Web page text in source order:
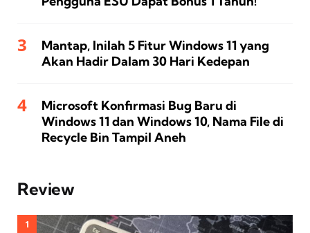
Mantap, Inilah 5 Fitur Windows 11 yang
Akan Hadir Dalam 30 Hari Kedepan
Microsoft Konfirmasi Bug Baru di
Windows 11 dan Windows 10, Nama File di
Recycle Bin Tampil Aneh
Review